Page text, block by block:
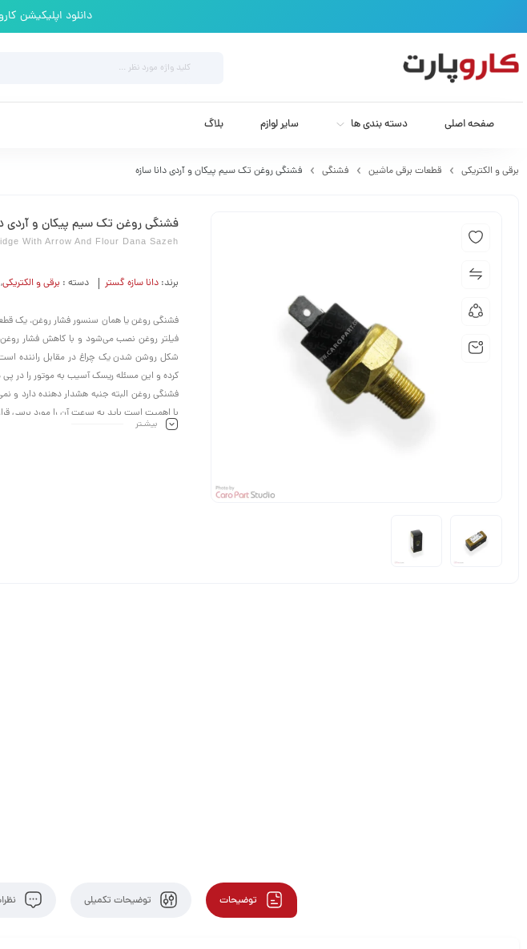
دانلود اپلیکیشن
صفحه اصلی دسته بندی ها سایر لوازم بلاگ
برقی و الکتریکی قطعات برقی ماشین فشنگی فشنگی روغن تک سیم پیکان و آردی دانا سازه
فشنگی روغن تک سیم پیکان و آردی
With Arrow And Flour Dana Sazeh
برند: دانا سازه گستر دسته : برقی و الکتریکی,
فشنگی روغن یا همان سنسور فشار روغن، یک
فیلتر روغن نصب می‌شود و با کاهش فشار
شکل روشن شدن یک چراغ در مقابل راننده
کرده و این مسئله ریسک آسیب به موتور را در پی
فشنگی روغن البته جنبه هشدار دهنده دارد و
با اهمیت است باید به سرعت آن را مورد برسی
بیشـتر
توضیحات توضیحات تکمیلی